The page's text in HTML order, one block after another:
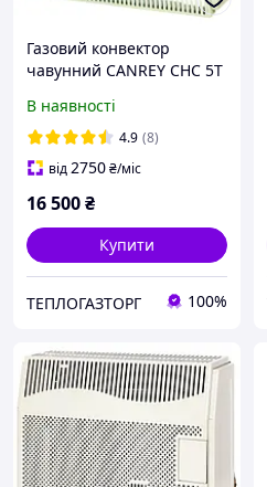
Газовий конвектор
чавунний CANREY CHC 5T
вентилятором
В наявності
4.9 (8)
від2750₴/міс
16 500₴
Купити
ТЕПЛОГАЗТОРГ 100%